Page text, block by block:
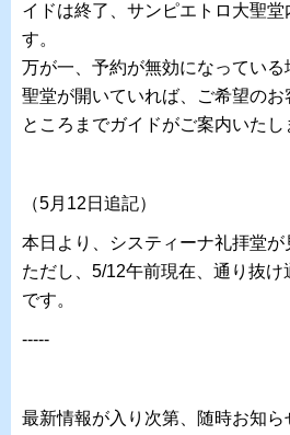
イドは終了、サンピエトロ大聖堂
す。
万が一、予約が無効になってい
聖堂が開いていれば、ご希望の
ところまでガイドがご案内いたし
（5月12日追記）
本日より、システィーナ礼拝堂が
ただし、5/12午前現在、通り抜け
です。
-----
最新情報が入り次第、随時お知ら